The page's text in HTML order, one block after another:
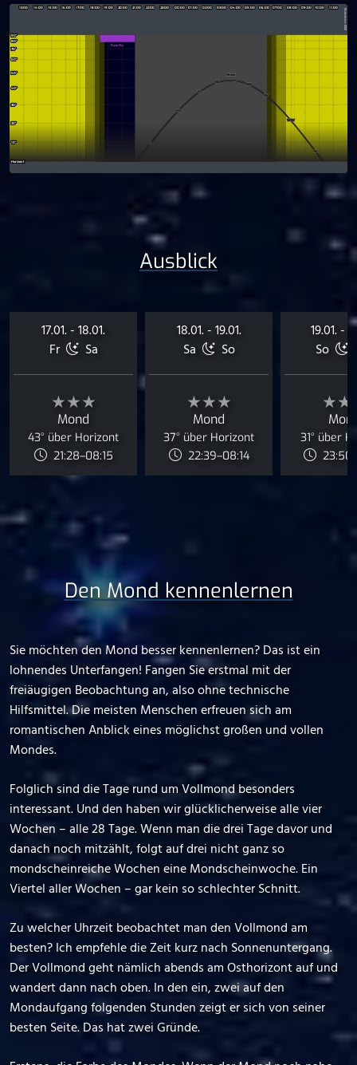
Ausblick
17.01. - 18.01.
Fr
Sa
★★★
Mond
43° über Horizont
21:28–08:15
18.01. - 19.01.
Sa
So
★★★
Mond
37° über Horizont
22:39–08:14
19.01. -
So
31° über
Den Mond kennenlernen
Sie möchten den Mond besser kennenlernen? Das ist ein
lohnendes Unterfangen! Fangen Sie erstmal mit der
freiäugigen Beobachtung an, also ohne technische
Hilfsmittel. Die meisten Menschen erfreuen sich am
romantischen Anblick eines möglichst großen und vollen
Mondes.
Folglich sind die Tage rund um Vollmond besonders
interessant. Und den haben wir glücklicherweise alle vier
Wochen – alle 28 Tage. Wenn man die drei Tage davor und
danach noch mitzählt, folgt auf drei nicht ganz so
mondscheinreiche Wochen eine Mondscheinwoche. Ein
Viertel aller Wochen – gar kein so schlechter Schnitt.
Zu welcher Uhrzeit beobachtet man den Vollmond am
besten? Ich empfehle die Zeit kurz nach Sonnenuntergang.
Der Vollmond geht nämlich abends am Osthorizont auf und
wandert dann nach oben. In den ein, zwei auf den
Mondaufgang folgenden Stunden zeigt er sich von seiner
besten Seite. Das hat zwei Gründe.